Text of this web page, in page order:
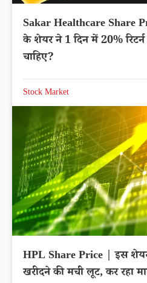
Sakar Healthcare Share
के शेयर ने 1 दिन में 20% रिटर्न
चाहिए?
Stock Market
HPL Share Price | इस
खरीदने की मची लूट, कर रहा